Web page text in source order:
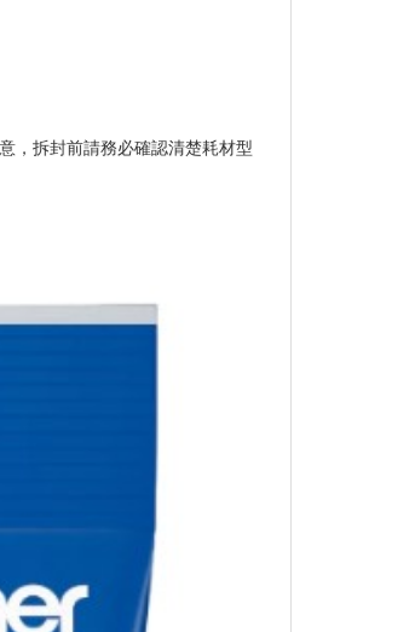
，拆封前請務必確認清楚耗材型